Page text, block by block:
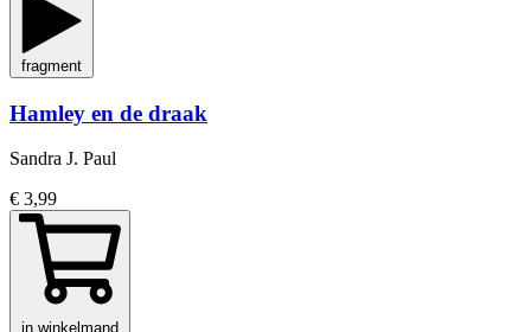
fragment
Hamley en de draak
Sandra J. Paul
€ 3,99
in winkelmand